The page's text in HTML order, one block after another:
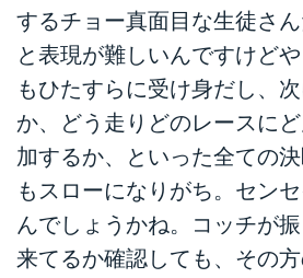
するチョー真面目な生徒さ
と表現が難しいんですけど
もひたすらに受け身だし、
か、どう走りどのレースに
加するか、といった全ての
もスローになりがち。セン
んでしょうかね。コッチが
来てるか確認しても、その